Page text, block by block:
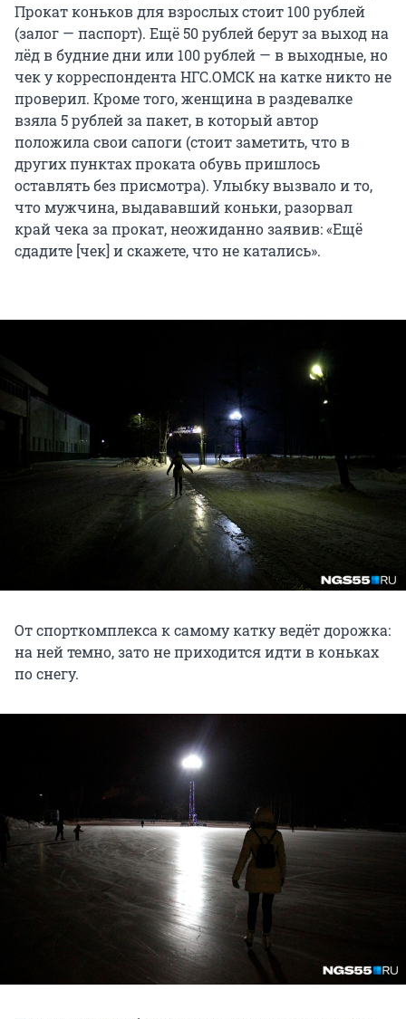
Прокат коньков для взрослых стоит 100 рублей
(залог — паспорт). Ещё 50 рублей берут за выход на
лёд в будние дни или 100 рублей — в выходные, но
чек у корреспондента НГС.ОМСК на катке никто не
проверил. Кроме того, женщина в раздевалке
взяла 5 рублей за пакет, в который автор
положила свои сапоги (стоит заметить, что в
других пунктах проката обувь пришлось
оставлять без присмотра). Улыбку вызвало и то,
что мужчина, выдававший коньки, разорвал
край чека за прокат, неожиданно заявив: «Ещё
сдадите [чек] и скажете, что не катались».
От спорткомплекса к самому катку ведёт дорожка:
на ней темно, зато не приходится идти в коньках
по снегу.